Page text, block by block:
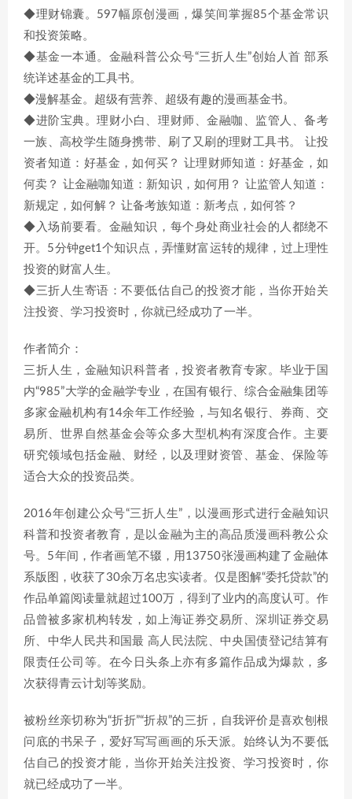
◆理财锦囊。597幅原创漫画，爆笑间掌握85个基金常识
和投资策略。
◆基金一本通。金融科普公众号“三折人生”创始人首 部系
统详述基金的工具书。
◆漫解基金。超级有营养、超级有趣的漫画基金书。
◆进阶宝典。理财小白、理财师、金融咖、监管人、备考
一族、高校学生随身携带、刷了又刷的理财工具书。 让投
资者知道：好基金，如何买？ 让理财师知道：好基金，如
何卖？ 让金融咖知道：新知识，如何用？ 让监管人知道：
新规定，如何解？ 让备考族知道：新考点，如何答？
◆入场前要看。金融知识，每个身处商业社会的人都绕不
开。5分钟get1个知识点，弄懂财富运转的规律，过上理性
投资的财富人生。
◆三折人生寄语：不要低估自己的投资才能，当你开始关
注投资、学习投资时，你就已经成功了一半。
作者简介：
三折人生，金融知识科普者，投资者教育专家。毕业于国
内“985”大学的金融学专业，在国有银行、综合金融集团等
多家金融机构有14余年工作经验，与知名银行、券商、交
易所、世界自然基金会等众多大型机构有深度合作。主要
研究领域包括金融、财经，以及理财资管、基金、保险等
适合大众的投资品类。
2016年创建公众号“三折人生”，以漫画形式进行金融知识
科普和投资者教育，是以金融为主的高品质漫画科教公众
号。5年间，作者画笔不辍，用13750张漫画构建了金融体
系版图，收获了30余万名忠实读者。仅是图解“委托贷款”的
作品单篇阅读量就超过100万，得到了业内的高度认可。作
品曾被多家机构转发，如上海证券交易所、深圳证券交易
所、中华人民共和国最 高人民法院、中央国债登记结算有
限责任公司等。在今日头条上亦有多篇作品成为爆款，多
次获得青云计划等奖励。
被粉丝亲切称为“折折”“折叔”的三折，自我评价是喜欢刨根
问底的书呆子，爱好写写画画的乐天派。始终认为不要低
估自己的投资才能，当你开始关注投资、学习投资时，你
就已经成功了一半。